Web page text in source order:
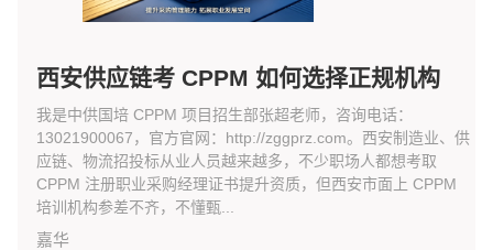
西安供应链考 CPPM 如何选择正规机构
我是中供国培 CPPM 项目招生部张超老师，咨询电话：
13021900067，官方官网：http://zggprz.com。西安制造业、供
应链、物流招投标从业人员越来越多，不少职场人都想考取
CPPM 注册职业采购经理证书提升资质，但西安市面上 CPPM
培训机构参差不齐，不懂甄...
嘉华